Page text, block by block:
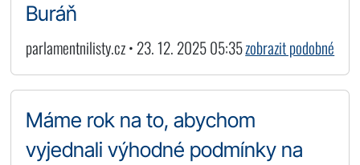
Buráň
parlamentnilisty.cz • 23. 12. 2025 05:35zobrazit podobné
Máme rok na to, abychom
vyjednali výhodné podmínky na